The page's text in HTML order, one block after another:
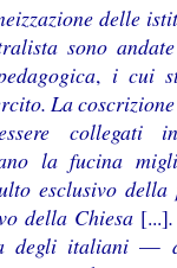
delle
sono
, i cui
La
collegati
la fucina
esclusivo
della Chiesa[...]
degli italiani —